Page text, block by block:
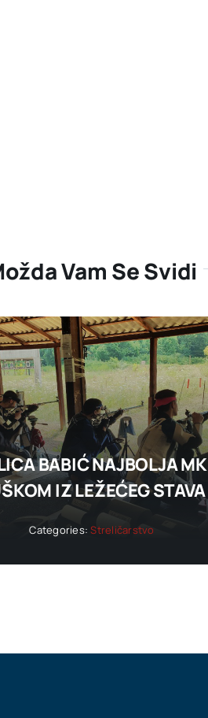
Vam Se Svidi
BABIĆ NAJBOLJA MK
IZ LEŽEĆEG STAVA
Categories:Streličarstvo